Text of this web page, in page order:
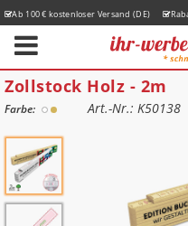
Ab 100 € kostenloser Versand (DE)
Zollstock Holz - 2m
Farbe: Art.-Nr.: K50138